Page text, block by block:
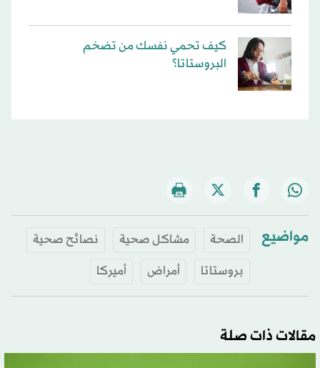
كيف تحمي نفسك من تضخم
البروستاتا؟
مواضيع الصحة مشاكل صحية
نصائح صحية
بروستاتا
أمراض أميركا
مقالات ذات صلة